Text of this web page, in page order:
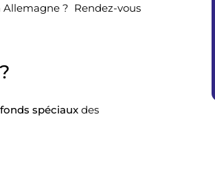
Allemagne ? Rendez-vous
fonds spéciauxdes